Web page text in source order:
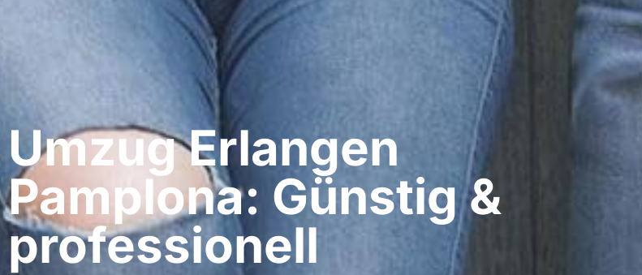
Umzug Erlangen​
Pamplona: Günstig &
professionell​